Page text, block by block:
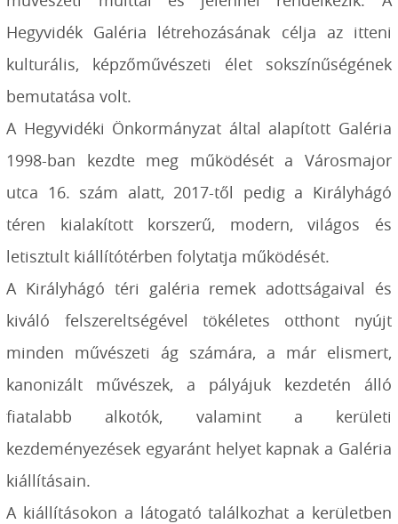
Hegyvidék Galéria létrehozásának célja az itteni
kulturális, képzőművészeti élet sokszínűségének
bemutatása volt.
A Hegyvidéki Önkormányzat által alapított Galéria
1998-ban kezdte meg működését a Városmajor
utca 16. szám alatt, 2017-től pedig a Királyhágó
téren kialakított korszerű, modern, világos és
letisztult kiállítótérben folytatja működését.
A Királyhágó téri galéria remek adottságaival és
kiváló felszereltségével tökéletes otthont nyújt
minden művészeti ág számára, a már elismert,
kanonizált művészek, a pályájuk kezdetén álló
fiatalabb alkotók, valamint a kerületi
kezdeményezések egyaránt helyet kapnak a Galéria
kiállításain.
A kiállításokon a látogató találkozhat a kerületben